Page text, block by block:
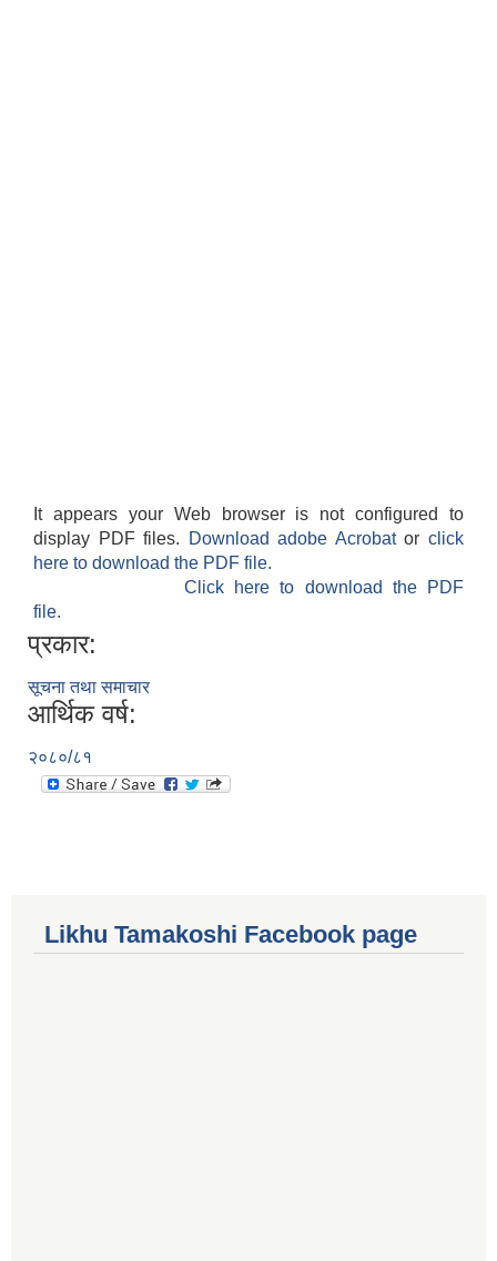
It appears your Web browser is not configured to
display PDF files.
Download adobe Acrobatorclick
here to download the PDF file.
Click here to download the PDF
file.
प्रकार:
सूचना तथा समाचार
आर्थिक वर्ष:
२०८०/८१
Likhu Tamakoshi Facebook page